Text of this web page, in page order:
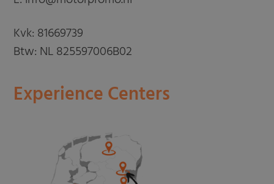
Kvk: 81669739
Btw: NL 825597006B02
Experience Centers